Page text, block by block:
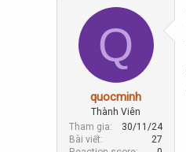
t
e
Q
quocminh
Thành Viên
Tham gia
30/11/24
Bài viết
27